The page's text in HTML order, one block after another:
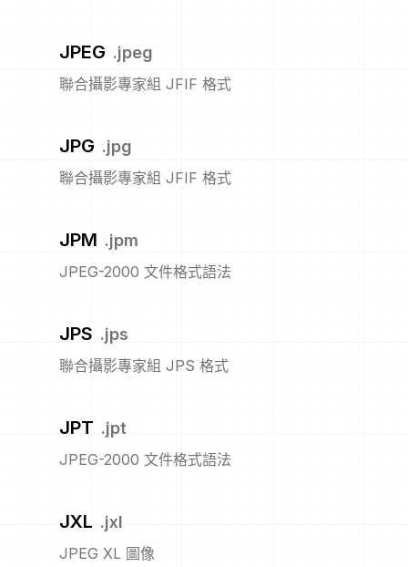
JPEG .jpeg
聯合攝影專家組 JFIF 格式
JPG .jpg
聯合攝影專家組 JFIF 格式
JPM .jpm
JPEG-2000 文件格式語法
JPS .jps
聯合攝影專家組 JPS 格式
JPT .jpt
JPEG-2000 文件格式語法
JXL .jxl
JPEG XL 圖像